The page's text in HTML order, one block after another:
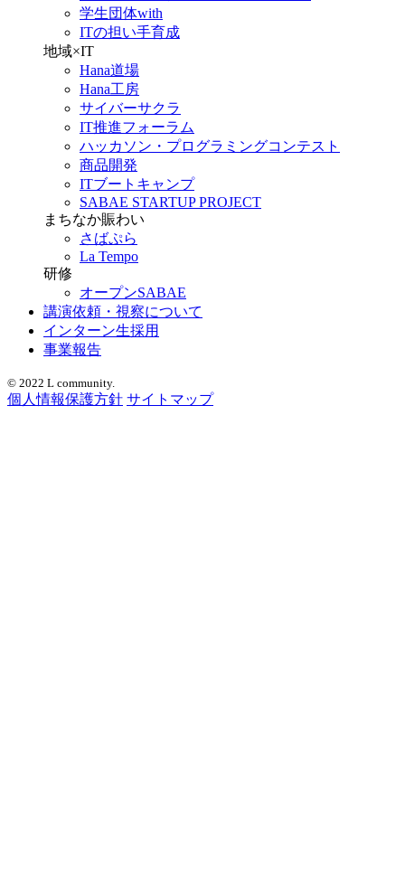
学生団体with
ITの担い手育成
地域×IT
Hana道場
Hana工房
サイバーサクラ
IT推進フォーラム
ハッカソン・プログラミングコンテスト
商品開発
ITブートキャンプ
SABAE STARTUP PROJECT
まちなか賑わい
さばぷら
La Tempo
研修
オープンSABAE
講演依頼・視察について
インターン生採用
事業報告
© 2022 L community.
個人情報保護方針 サイトマップ